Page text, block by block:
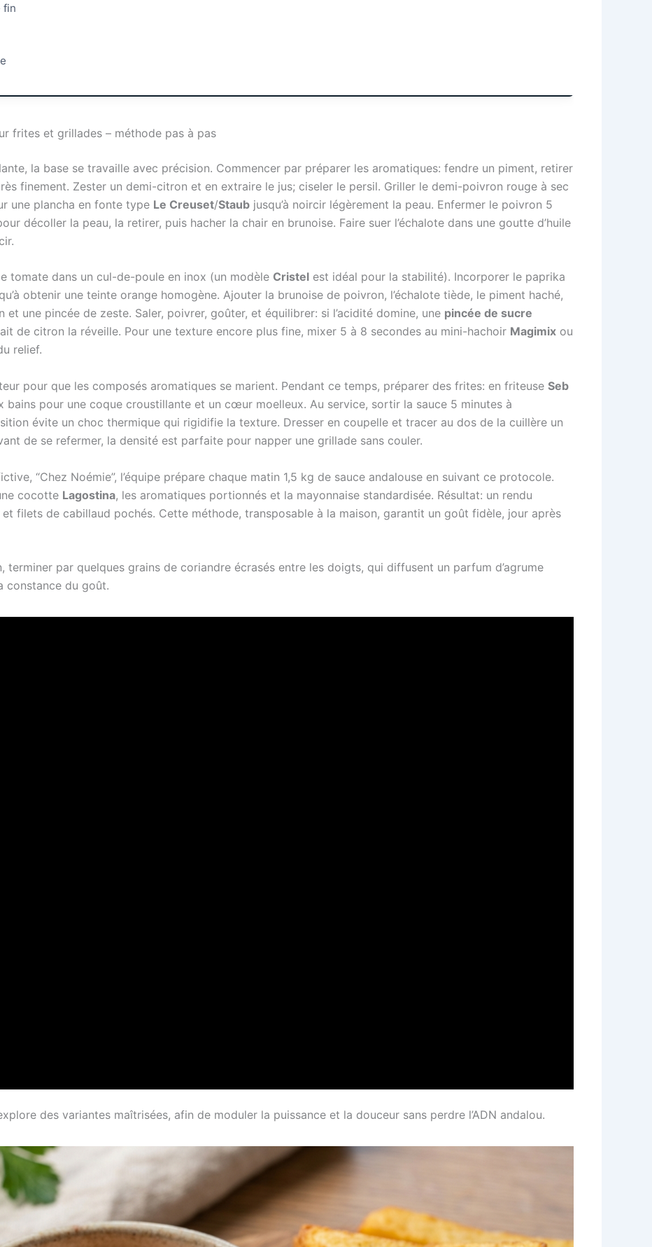
fin
frites et grillades – méthode pas à pas
la base se travaille avec précision. Commencer par préparer les aromatiques: fendre un piment, retirer
finement. Zester un demi-citron et en extraire le jus; ciseler le persil. Griller le demi-poivron rouge à sec
une plancha en fonte type Le Creuset/Staub jusqu’à noircir légèrement la peau. Enfermer le poivron 5
décoller la peau, la retirer, puis hacher la chair en brunoise. Faire suer l’échalote dans une goutte d’huile
tomate dans un cul-de-poule en inox (un modèle Cristel est idéal pour la stabilité). Incorporer le paprika
obtenir une teinte orange homogène. Ajouter la brunoise de poivron, l’échalote tiède, le piment haché,
et une pincée de zeste. Saler, poivrer, goûter, et équilibrer: si l’acidité domine, une pincée de sucre
de citron la réveille. Pour une texture encore plus fine, mixer 5 à 8 secondes au mini-hachoir Magimix ou
relief.
pour que les composés aromatiques se marient. Pendant ce temps, préparer des frites: en friteuse Seb
bains pour une coque croustillante et un cœur moelleux. Au service, sortir la sauce 5 minutes à
évite un choc thermique qui rigidifie la texture. Dresser en coupelle et tracer au dos de la cuillère un
de se refermer, la densité est parfaite pour napper une grillade sans couler.
“Chez Noémie”, l’équipe prépare chaque matin 1,5 kg de sauce andalouse en suivant ce protocole.
cocotte Lagostina, les aromatiques portionnés et la mayonnaise standardisée. Résultat: un rendu
filets de cabillaud pochés. Cette méthode, transposable à la maison, garantit un goût fidèle, jour après
terminer par quelques grains de coriandre écrasés entre les doigts, qui diffusent un parfum d’agrume
constance du goût.
des variantes maîtrisées, afin de moduler la puissance et la douceur sans perdre l’ADN andalou.